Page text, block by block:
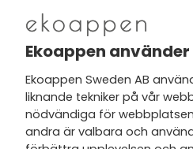
Nytt från
Jag har tagit del
personuppgifts- och
integritetspolicyoch
Ekoappen
Ekoappen Sweden AB
liknande tekniker på vår
nödvändiga för
andra är valbara och